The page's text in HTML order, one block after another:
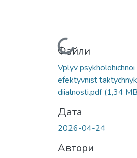
Вантажиться...
Файли
Vplyv
efektyvnist
diialnosti.pdf(1,34
Дата
2026-04-24
Автори